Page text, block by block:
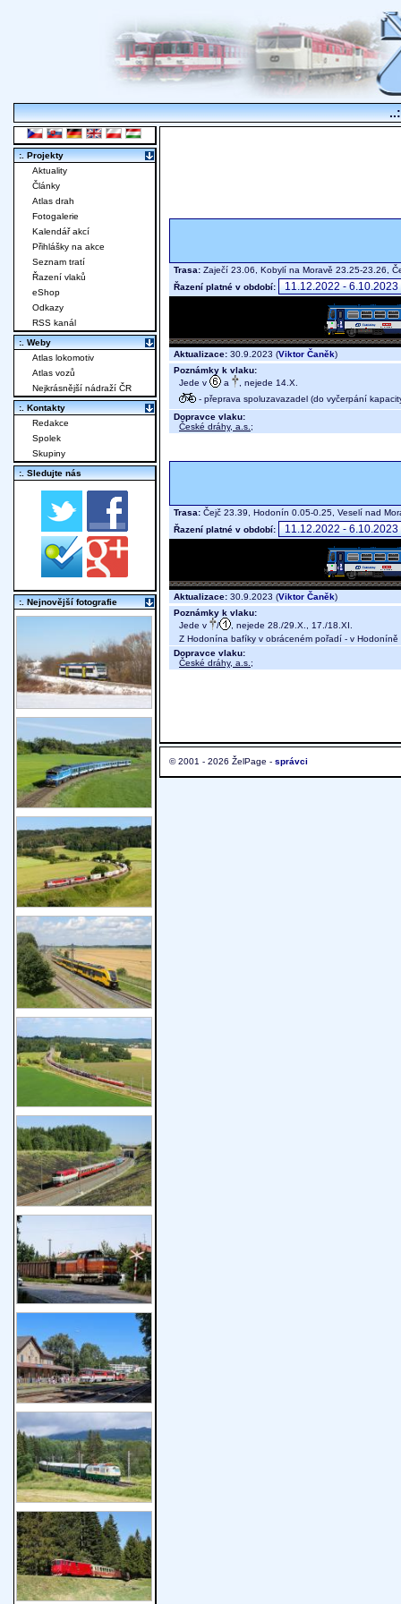
Trasa: Zaječí 23.06, Kobylí na Moravě 23.25-23.26,
Řazení platné v období:
Aktualizace: 30.9.2023 (Viktor Čaněk)
Poznámky k vlaku:
Jede v
a
, nejede 14.X.
- přeprava spoluzavazadel (do vyčerpání
Dopravce vlaku:
České dráhy, a.s. ;
Trasa: Čejč 23.39, Hodonín 0.05-0.25, Veselí nad
Řazení platné v období:
Aktualizace: 30.9.2023 (Viktor Čaněk)
Poznámky k vlaku:
Jede v
/
, nejede 28./29.X., 17./18.XI.
Z Hodonína bafíky v obráceném pořadí - v Hodoníně
Dopravce vlaku:
České dráhy, a.s. ;
© 2001 - 2026 ŽelPage - správci
:. Projekty
Aktuality
Články
Atlas drah
Fotogalerie
Kalendář akcí
Přihlášky na akce
Seznam tratí
Řazení vlaků
eShop
Odkazy
RSS kanál
:. Weby
Atlas lokomotiv
Atlas vozů
Nejkrásnější nádraží ČR
:. Kontakty
Redakce
Spolek
Skupiny
:. Sledujte nás
:. Nejnovější fotografie